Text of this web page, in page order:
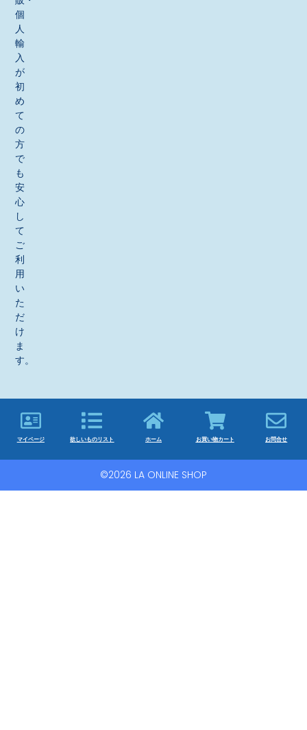
個
人
輸
入
が
初
め
て
の
方
で
も
安
心
し
て
ご
利
用
い
た
だ
け
ま
す。
マイページ 欲しいものリスト ホーム お買い物カート お問合せ
©2026 LA ONLINE SHOP